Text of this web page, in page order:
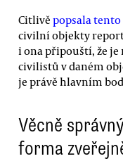
Citlivě popsala tento
civilní objekty
i ona připouští, že
civilistů v daném
je právě hlavním
Věcně
forma